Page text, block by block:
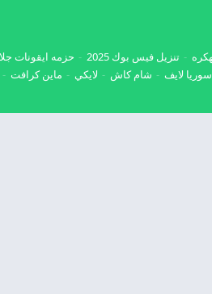
تنزيل فيس بوك 2025 حزمه ايقونات
سوريا لايف شام كاش لايكي ماين كرافت